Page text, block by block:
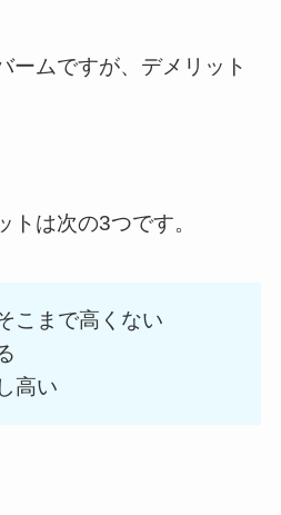
ームですが、デメリット
トは次の3つです。
こまで高くない
高い